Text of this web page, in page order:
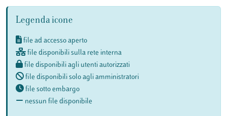
Legenda icone
file ad accesso aperto
file disponibili sulla rete interna
file disponibili agli utenti autorizzati
file disponibili solo agli amministratori
file sotto embargo
nessun file disponibile